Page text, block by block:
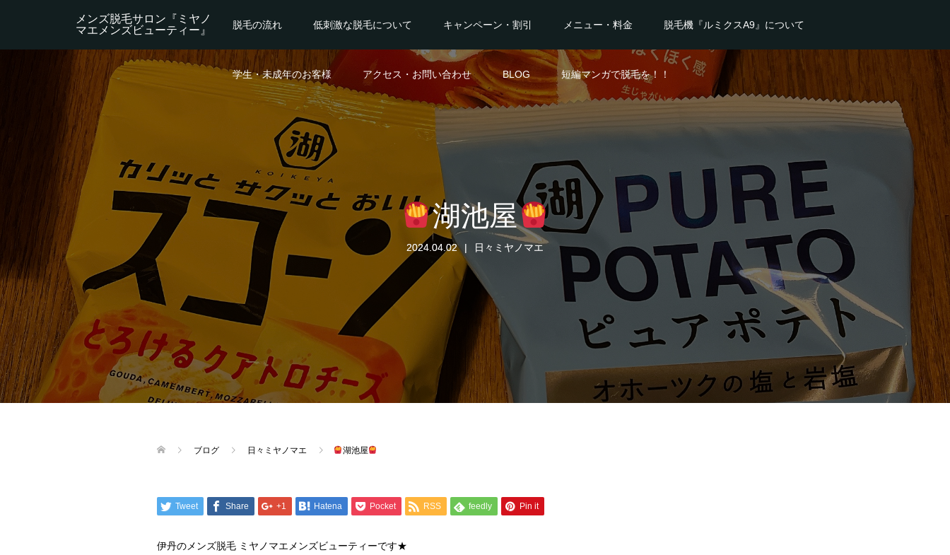
メンズ脱毛サロン『ミヤノ
マエメンズビューティー』
脱毛の流れ 低刺激な脱毛について キャンペーン・割引 メニュー・料金 脱毛機『ルミクスA9』について
学生・未成年のお客様 アクセス・お問い合わせ BLOG 短編マンガで脱毛を！！
湖池屋
2024.04.02 日々ミヤノマエ
ブログ 日々ミヤノマエ 湖池屋
Tweet Share +1 Hatena Pocket RSS feedly Pin it
伊丹のメンズ脱毛 ミヤノマエメンズビューティーです★